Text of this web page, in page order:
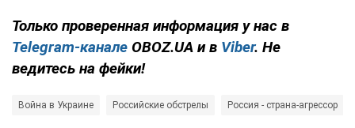
Только проверенная информация у нас в
Telegram-канале OBOZ.UA и в Viber. Не
ведитесь на фейки!
Война в Украине Российские обстрелы Россия - страна-агрессор